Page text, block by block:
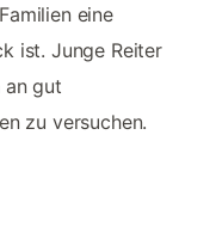
eine
ist. Junge Reiter
an gut
zu versuchen.